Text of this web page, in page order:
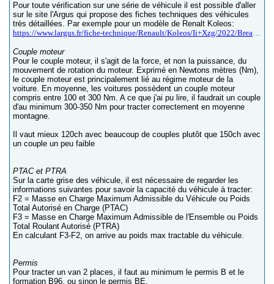
Pour toute vérification sur une série de véhicule il est possible d'aller
sur le site l'Argus qui propose des fiches techniques des véhicules
très détaillées. Par exemple pour un modèle de Renalt Koleos:
https://www.largus.fr/fiche-technique/Renault/Koleos/Ii+Xzg/2022/Break+5+Portes/20+Blue+Dci+185+Init+Paris+4x4xt-2620399.html
Couple moteur
Pour le couple moteur, il s'agit de la force, et non la puissance, du
mouvement de rotation du moteur. Exprimé en Newtons mètres (Nm),
le couple moteur est principalement lié au régime moteur de la
voiture. En moyenne, les voitures possèdent un couple moteur
compris entre 100 et 300 Nm. A ce que j'ai pu lire, il faudrait un couple
d'au minimum 300-350 Nm pour tracter correctement en moyenne
montagne.
Il vaut mieux 120ch avec beaucoup de couples plutôt que 150ch avec
un couple un peu faible
PTAC et PTRA
Sur la carte grise des véhicule, il est nécessaire de regarder les
informations suivantes pour savoir la capacité du véhicule à tracter:
F2 = Masse en Charge Maximum Admissible du Véhicule ou Poids
Total Autorisé en Charge (PTAC)
F3 = Masse en Charge Maximum Admissible de l'Ensemble ou Poids
Total Roulant Autorisé (PTRA)
En calculant F3-F2, on arrive au poids max tractable du véhicule.
Permis
Pour tracter un van 2 places, il faut au minimum le permis B et le
formation B96, ou sinon le permis BE.